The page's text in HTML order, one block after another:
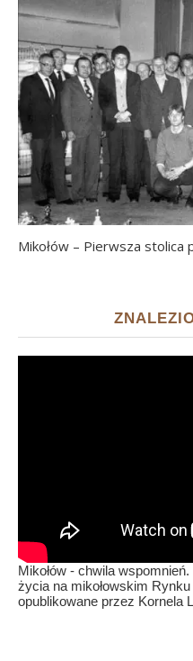
Mikołów – Pierwsza stolica
Mikołów - chwila
życia na mikołowskim
opublikowane przez Kornela